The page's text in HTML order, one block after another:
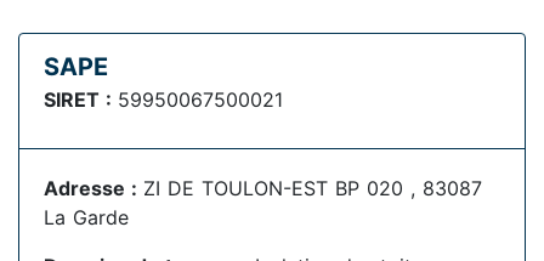
SAPE
SIRET : 59950067500021
Adresse : ZI DE TOULON-EST BP 020 , 83087
La Garde